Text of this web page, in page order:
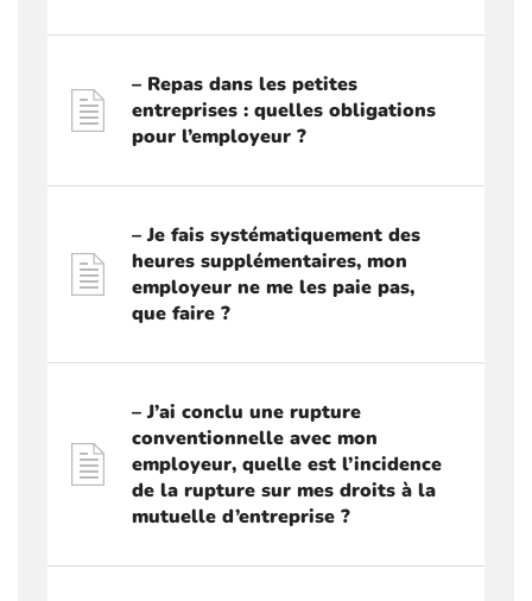
– Repas dans les petites
entreprises : quelles obligations
pour l’employeur ?
– Je fais systématiquement des
heures supplémentaires, mon
employeur ne me les paie pas,
que faire ?
– J’ai conclu une rupture
conventionnelle avec mon
employeur, quelle est l’incidence
de la rupture sur mes droits à la
mutuelle d’entreprise ?